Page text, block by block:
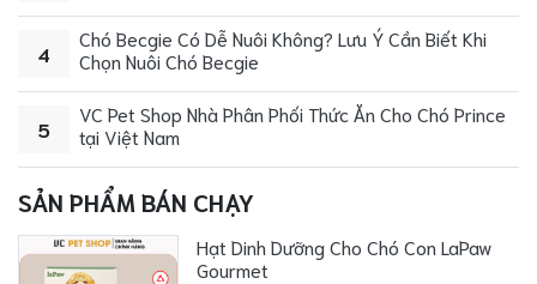
4
Chó Becgie Có Dễ Nuôi Không? Lưu Ý Cần Biết Khi
Chọn Nuôi Chó Becgie
5
VC Pet Shop Nhà Phân Phối Thức Ăn Cho Chó Prince
tại Việt Nam
SẢN PHẨM BÁN CHẠY
Hạt Dinh Dưỡng Cho Chó Con LaPaw
Gourmet